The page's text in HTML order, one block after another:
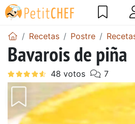
Recetas Postre
Bavarois de piña